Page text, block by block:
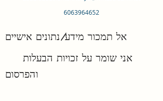
6063964652
אל תמכור מידע/נתונים אישיים
והפרסום